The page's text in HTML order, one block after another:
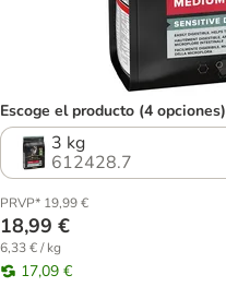
Escoge el producto (4 opciones)
3 kg
612428.7
PRVP* 19,99 €
18,99 €
6,33 € / kg
17,09 €